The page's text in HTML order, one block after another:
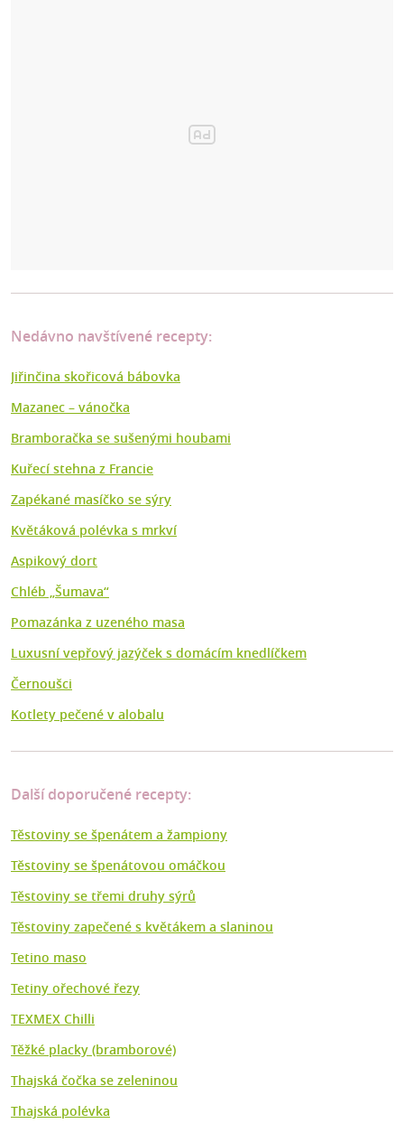
Nedávno navštívené recepty:
Jiřinčina skořicová bábovka
Mazanec –⁠ vánočka
Bramboračka se sušenými houbami
Kuřecí stehna z Francie
Zapékané masíčko se sýry
Květáková polévka s mrkví
Aspikový dort
Chléb „Šumava“
Pomazánka z uzeného masa
Luxusní vepřový jazýček s domácím knedlíčkem
Černoušci
Kotlety pečené v alobalu
Další doporučené recepty:
Těstoviny se špenátem a žampiony
Těstoviny se špenátovou omáčkou
Těstoviny se třemi druhy sýrů
Těstoviny zapečené s květákem a slaninou
Tetino maso
Tetiny ořechové řezy
TEXMEX Chilli
Těžké placky (bramborové)
Thajská čočka se zeleninou
Thajská polévka